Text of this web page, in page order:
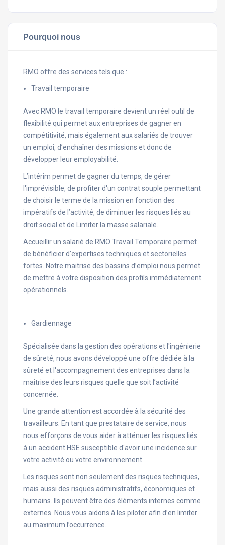
Pourquoi nous
RMO offre des services tels que :
Travail temporaire
Avec RMO le travail temporaire devient un réel outil de
flexibilité qui permet aux entreprises de gagner en
compétitivité, mais également aux salariés de trouver
un emploi, d’enchaîner des missions et donc de
développer leur employabilité.
L’intérim permet de gagner du temps, de gérer
l'imprévisible, de profiter d'un contrat souple permettant
de choisir le terme de la mission en fonction des
impératifs de l’activité, de diminuer les risques liés au
droit social et de Limiter la masse salariale.
Accueillir un salarié de RMO Travail Temporaire permet
de bénéficier d’expertises techniques et sectorielles
fortes. Notre maitrise des bassins d’emploi nous permet
de mettre à votre disposition des profils immédiatement
opérationnels.
Gardiennage
Spécialisée dans la gestion des opérations et l'ingénierie
de sûreté, nous avons développé une offre dédiée à la
sûreté et l'accompagnement des entreprises dans la
maitrise des leurs risques quelle que soit l’activité
concernée.
Une grande attention est accordée à la sécurité des
travailleurs. En tant que prestataire de service, nous
nous efforçons de vous aider à atténuer les risques liés
à un accident HSE susceptible d'avoir une incidence sur
votre activité ou votre environnement.
Les risques sont non seulement des risques techniques,
mais aussi des risques administratifs, économiques et
humains. Ils peuvent être des éléments internes comme
externes. Nous vous aidons à les piloter afin d’en limiter
au maximum l’occurrence.